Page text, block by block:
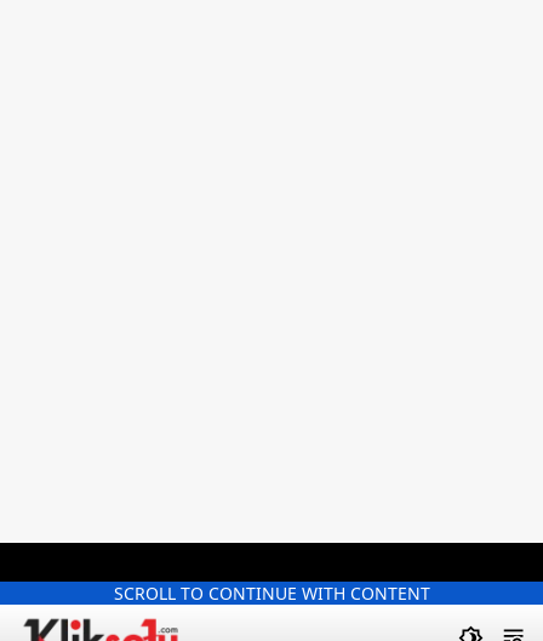
SCROLL TO CONTINUE WITH CONTENT